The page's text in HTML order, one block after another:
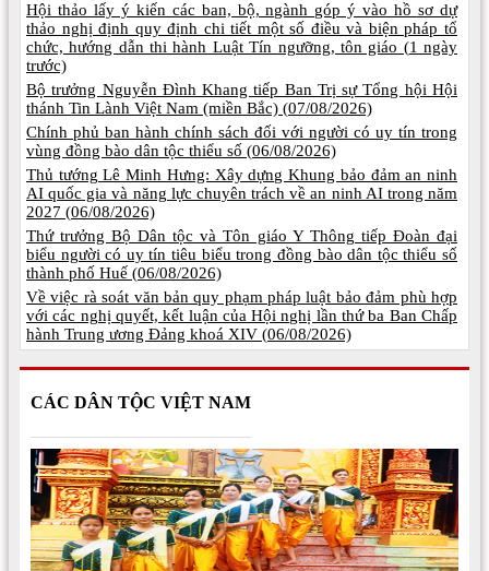
Hội thảo lấy ý kiến các ban, bộ, ngành góp ý vào hồ sơ dự
thảo nghị định quy định chi tiết một số điều và biện pháp tổ
chức, hướng dẫn thi hành Luật Tín ngưỡng, tôn giáo (1 ngày
trước)
Bộ trưởng Nguyễn Đình Khang tiếp Ban Trị sự Tổng hội Hội
thánh Tin Lành Việt Nam (miền Bắc) (07/08/2026)
Chính phủ ban hành chính sách đối với người có uy tín trong
vùng đồng bào dân tộc thiểu số (06/08/2026)
Thủ tướng Lê Minh Hưng: Xây dựng Khung bảo đảm an ninh
AI quốc gia và năng lực chuyên trách về an ninh AI trong năm
2027 (06/08/2026)
Thứ trưởng Bộ Dân tộc và Tôn giáo Y Thông tiếp Đoàn đại
biểu người có uy tín tiêu biểu trong đồng bào dân tộc thiểu số
thành phố Huế (06/08/2026)
Về việc rà soát văn bản quy phạm pháp luật bảo đảm phù hợp
với các nghị quyết, kết luận của Hội nghị lần thứ ba Ban Chấp
hành Trung ương Đảng khoá XIV (06/08/2026)
CÁC DÂN TỘC VIỆT NAM